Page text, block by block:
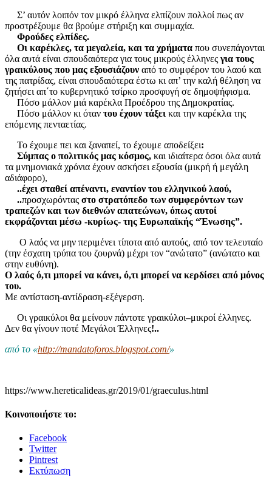
Σ’ αυτόν λοιπόν τον μικρό έλληνα ελπίζουν πολλοί πως αν
προστρέξουμε θα βρούμε στήριξη και συμμαχία.
Φρούδες ελπίδες.
Οι καρέκλες, τα μεγαλεία, και τα χρήματα που συνεπάγονται
όλα αυτά είναι σπουδαιότερα για τους μικρούς έλληνες για τους
γραικύλους που μας εξουσιάζουν από το συμφέρον του λαού και
της πατρίδας, είναι σπουδαιότερα έστω κι απ’ την καλή θέληση να
ζητήσει απ΄το κυβερνητικό τσίρκο προσφυγή σε δημοψήφισμα.
Πόσο μάλλον μιά καρέκλα Προέδρου της Δημοκρατίας.
Πόσο μάλλον κι όταν του έχουν τάξει και την καρέκλα της
επόμενης πενταετίας.
Το έχουμε πει και ξαναπεί, το έχουμε αποδείξει:
Σύμπας ο πολιτικός μας κόσμος, και ιδιαίτερα όσοι όλα αυτά
τα μνημονιακά χρόνια έχουν ασκήσει εξουσία (μικρή ή μεγάλη
αδιάφορο),
..έχει σταθεί απέναντι, εναντίον του ελληνικού λαού,
..προσχωρόντας στο στρατόπεδο των συμφερόντων των
τραπεζών και των διεθνών απατεώνων, όπως αυτοί
εκφράζονται μέσω -κυρίως- της Ευρωπαϊκής “Ένωσης”.
Ο λαός να μην περιμένει τίποτα από αυτούς, από τον τελευταίο
(την έσχατη τρύπα του ζουρνά) μέχρι τον “ανώτατο” (ανώτατο και
στην ευθύνη).
Ο λαός ό,τι μπορεί να κάνει, ό,τι μπορεί να κερδίσει από μόνος
του.
Με αντίσταση-αντίδραση-εξέγερση.
Οι γραικύλοι θα μείνουν πάντοτε γραικύλοι–μικροί έλληνες.
Δεν θα γίνουν ποτέ Μεγάλοι Έλληνες!..
από το «http://mandatoforos.blogspot.com/»
https://www.hereticalideas.gr/2019/01/graeculus.html
Κοινοποιήστε το:
Facebook
Twitter
Pintrest
Εκτύπωση